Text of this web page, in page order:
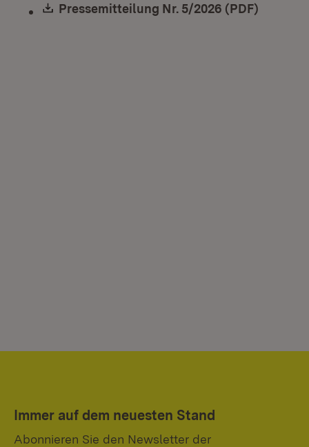
Download:
Pressemitteilung Nr. 5/2026 (PDF)
Immer auf dem neuesten Stand
Abonnieren Sie den Newsletter der